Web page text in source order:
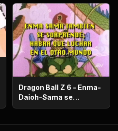
Dragon Ball Z 6 - Enma-
Daioh-Sama se
sorprende. Habrá que
mundo?